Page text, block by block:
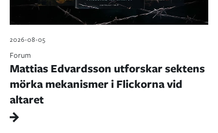
2026-08-05
Forum
Mattias Edvardsson utforskar sektens
mörka mekanismer i Flickorna vid
altaret